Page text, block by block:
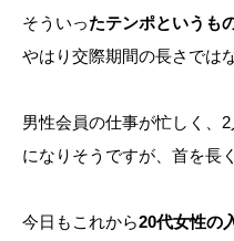
そういったテンポというも
やはり交際期間の長さでは
男性会員の仕事が忙しく、
になりそうですが、首を長
今日もこれから20代女性の